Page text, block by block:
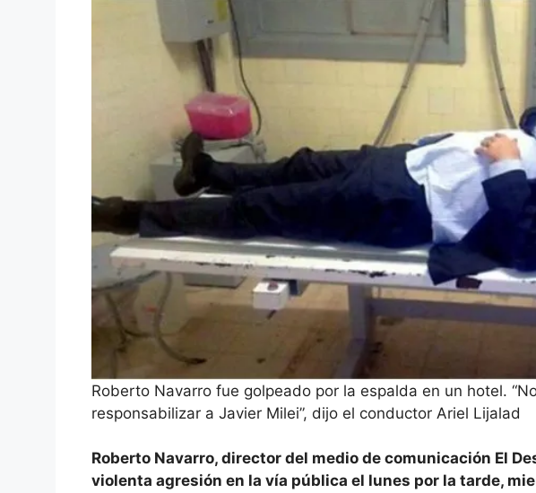
Roberto Navarro fue golpeado por la espalda en un hotel.
responsabilizar a Javier Milei”, dijo el conductor Ariel Lijalad
Roberto Navarro, director del medio de comunicación El
violenta agresión en la vía pública el lunes por la tarde,